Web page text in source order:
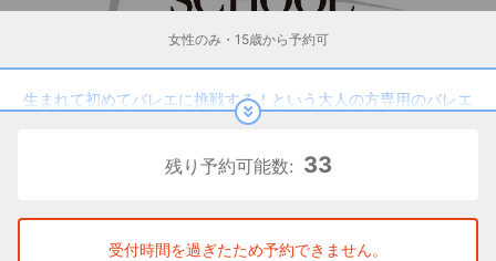
女性のみ・15歳から予約可
生まれて初めてバレエに挑戦する！という大人の方専用のバレエ
体験クラスです
◎バレエシューズを持っていなくてもOK！
◎レオタードじゃなくてOK！
残り予約可能数: 33
受付時間を過ぎたため予約できません。